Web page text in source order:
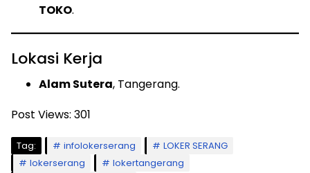
TOKO.
Lokasi Kerja
Alam Sutera, Tangerang.
Post Views: 301
Tag: infolokerserang
LOKER SERANG
lokerserang
lokertangerang